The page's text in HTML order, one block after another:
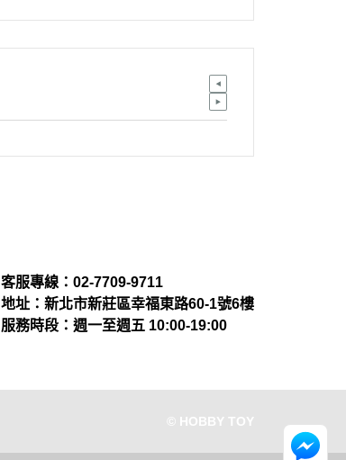
客服專線：02-7709-9711
地址：新北市新莊區幸福東路60-1號6樓
服務時段：週一至週五 10:00-19:00
© HOBBY TOY